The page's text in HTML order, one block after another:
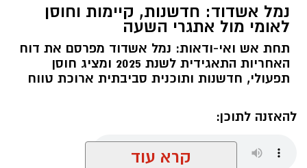
נמל אשדוד: חדשנות, קיימות וחוסן
לאומי מול אתגרי השעה
תחת אש ואי-ודאות: נמל אשדוד מפרסם את דוח
האחריות התאגידית לשנת 2025 ומציג חוסן
תפעולי, חדשנות ותוכנית סביבתית ארוכת טווח
להאזנה לתוכן:
קרא עוד